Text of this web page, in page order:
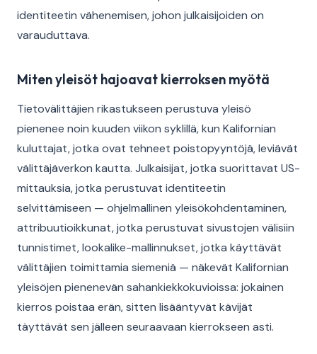
identiteetin vähenemisen, johon julkaisijoiden on
varauduttava.
Miten yleisöt hajoavat kierroksen myötä
Tietovälittäjien rikastukseen perustuva yleisö
pienenee noin kuuden viikon syklillä, kun Kalifornian
kuluttajat, jotka ovat tehneet poistopyyntöjä, leviävät
välittäjäverkon kautta. Julkaisijat, jotka suorittavat US-
mittauksia, jotka perustuvat identiteetin
selvittämiseen — ohjelmallinen yleisökohdentaminen,
attribuutioikkunat, jotka perustuvat sivustojen välisiin
tunnistimet, lookalike-mallinnukset, jotka käyttävät
välittäjien toimittamia siemeniä — näkevät Kalifornian
yleisöjen pienenevän sahankiekkokuvioissa: jokainen
kierros poistaa erän, sitten lisääntyvät kävijät
täyttävät sen jälleen seuraavaan kierrokseen asti.